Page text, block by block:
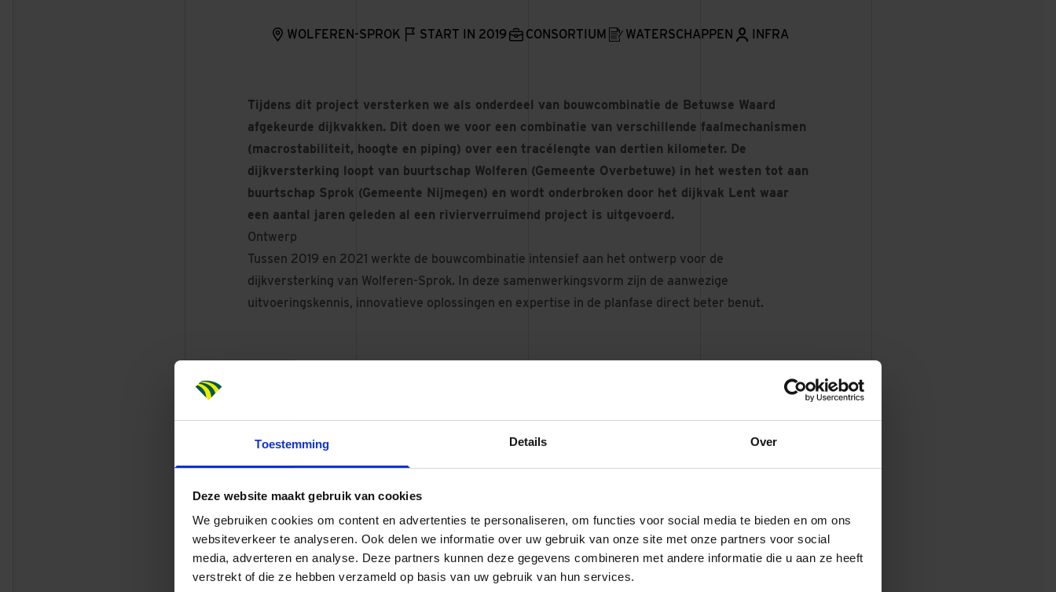
Toestemming Details Over
Deze website maakt gebruik van cookies
We gebruiken cookies om content en advertenties te personaliseren, om functies voor social media te bieden en om ons
websiteverkeer te analyseren. Ook delen we informatie over uw gebruik van onze site met onze partners voor social
media, adverteren en analyse. Deze partners kunnen deze gegevens combineren met andere informatie die u aan ze heeft
verstrekt of die ze hebben verzameld op basis van uw gebruik van hun services.
WOLFEREN-SPROK START IN 2019 CONSORTIUM WATERSCHAPPEN INFRA
Tijdens dit project versterken we als onderdeel van bouwcombinatie de Betuwse Waard
afgekeurde dijkvakken. Dit doen we voor een combinatie van verschillende faalmechanismen
(macrostabiliteit, hoogte en piping) over een tracélengte van dertien kilometer. De
dijkversterking loopt van buurtschap Wolferen (Gemeente Overbetuwe) in het westen tot aan
buurtschap Sprok (Gemeente Nijmegen) en wordt onderbroken door het dijkvak Lent waar
een aantal jaren geleden al een rivierverruimend project is uitgevoerd.
Ontwerp
Tussen 2019 en 2021 werkte de bouwcombinatie intensief aan het ontwerp voor de
dijkversterking van Wolferen-Sprok. In deze samenwerkingsvorm zijn de aanwezige
uitvoeringskennis, innovatieve oplossingen en expertise in de planfase direct beter benut.
Bouwcombinatie de
Betuwse Waard
De Betuwse Waard: een ervaren bouwcombinatie
De dijkversterking is onderdeel van het Hoogwaterbeschermingsprogramma (HWBP): een